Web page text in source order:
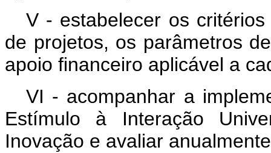
V - estabelecer os
de projetos, os parâmetros
apoio financeiro aplicável a
VI - acompanhar a
Estímulo à Interação
Inovação e avaliar